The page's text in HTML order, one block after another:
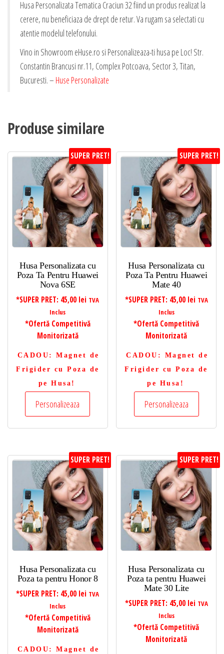
Husa Personalizata Tematica Craciun 32 fiind un produs realizat la
cerere, nu beneficiaza de drept de retur. Va rugam sa selectati cu
atentie modelul telefonului.
Vino in Showroom eHuse.ro si Personalizeaza-ti husa pe Loc! Str.
Constantin Brancusi nr.11, Complex Potcoava, Sector 3, Titan,
Bucuresti. – Huse Personalizate
Produse similare
SUPER PRET!
Husa Personalizata cu
Poza Ta Pentru Huawei
Nova 6SE
*SUPER PRET: 45,00 lei TVA
Inclus
*Ofertă Competitivă
Monitorizată
CADOU : Magnet de
Frigider cu Poza de
pe Husa!
Personalizeaza
SUPER PRET!
Husa Personalizata cu
Poza Ta Pentru Huawei
Mate 40
*SUPER PRET: 45,00 lei TVA
Inclus
*Ofertă Competitivă
Monitorizată
CADOU : Magnet de
Frigider cu Poza de
pe Husa!
Personalizeaza
SUPER PRET!
Husa Personalizata cu
Poza ta pentru Honor 8
*SUPER PRET: 45,00 lei TVA
Inclus
*Ofertă Competitivă
Monitorizată
CADOU : Magnet de
SUPER PRET!
Husa Personalizata cu
Poza ta pentru Huawei
Mate 30 Lite
*SUPER PRET: 45,00 lei TVA
Inclus
*Ofertă Competitivă
Monitorizată